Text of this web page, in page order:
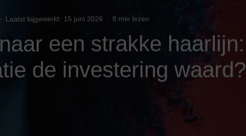
· Laatst bijgewerkt: 15 juni 2026 · 8 min lezen
een strakke haarlijn:
de investering waard?